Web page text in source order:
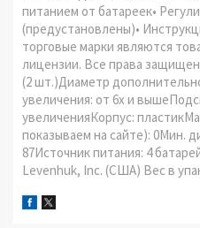
питанием от батареек•
(предустановлены)•
торговые марки являются
лицензии. Все права
(2 шт.)Диаметр
увеличения: от 6х и
увеличенияКорпус:
показываем на сайте): 0Мин.
87Источник питания: 4
Levenhuk, Inc. (США) Вес в